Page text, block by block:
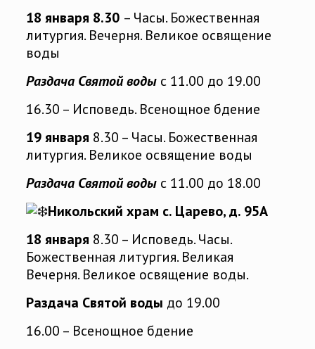
18 января 8.30 – Часы. Божественная
литургия. Вечерня. Великое освящение
воды
Раздача Святой воды с 11.00 до 19.00
16.30 – Исповедь. Всенощное бдение
19 января 8.30 – Часы. Божественная
литургия. Великое освящение воды
Раздача Святой водыс 11.00 до 18.00
Никольский храм с. Царево, д. 95А
18 января 8.30 – Исповедь. Часы.
Божественная литургия. Великая
Вечерня. Великое освящение воды.
Раздача Святой воды до 19.00
16.00 – Всенощное бдение